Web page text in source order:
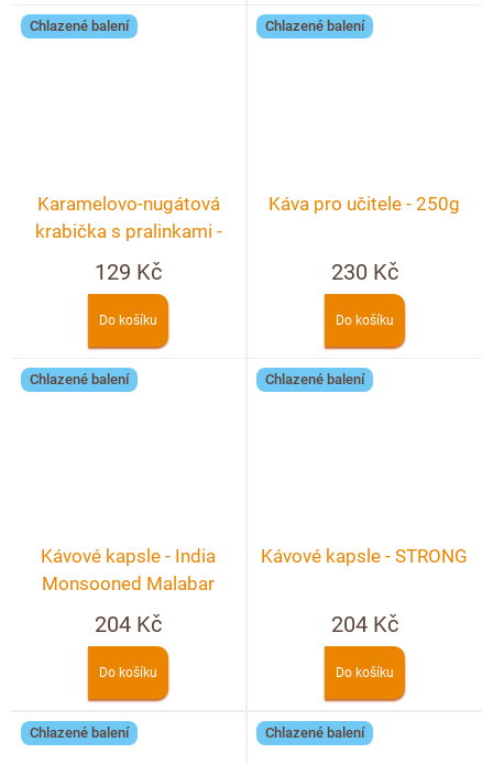
Chlazené balení
Karamelovo-nugátová
krabička s pralinkami -
129 Kč
Do košíku
Chlazené balení
Káva pro učitele - 250g
230 Kč
Do košíku
Chlazené balení
Kávové kapsle - India
Monsooned Malabar
204 Kč
Do košíku
Chlazené balení
Kávové kapsle - STRONG
204 Kč
Do košíku
Chlazené balení Chlazené balení